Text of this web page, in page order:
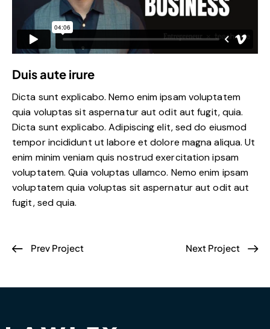
Duis aute irure
Dicta sunt explicabo. Nemo enim ipsam voluptatem
quia voluptas sit aspernatur aut odit aut fugit, quia.
Dicta sunt explicabo. Adipiscing elit, sed do eiusmod
tempor incididunt ut labore et dolore magna aliqua. Ut
enim minim veniam quis nostrud exercitation ipsam
voluptatem. Quia voluptas ullamco. Nemo enim ipsam
voluptatem quia voluptas sit aspernatur aut odit aut
fugit, sed quia.
Prev Project Next Project